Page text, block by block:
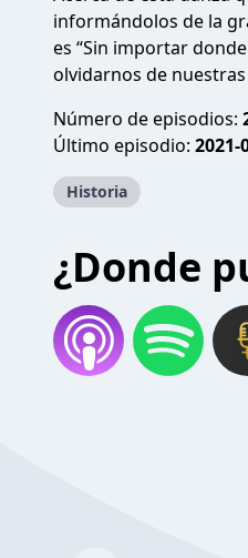
informándolos de la
es “Sin importar
olvidarnos de
Número de episodios:
Último episodio: 2021-
Historia
¿Donde